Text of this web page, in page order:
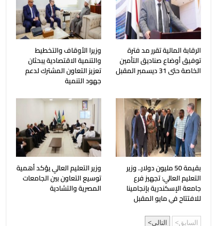
الرقابة المالية تقرر مد فترة
توفيق أوضاع صناديق التأمين
الخاصة حتى 31 ديسمبر المقبل
وزيرا الأوقاف والتخطيط
والتنمية الاقتصادية يبحثان
تعزيز التعاون المشترك لدعم
جهود التنمية
بقيمة 50 مليون دولار.. وزير
التعليم العالي: تجهيز فرع
جامعة الإسكندرية بإنجامينا
للافتتاح في مايو المقبل
وزير التعليم العالي يؤكد أهمية
توسيع التعاون بين الجامعات
المصرية والتشادية
السابق التالي